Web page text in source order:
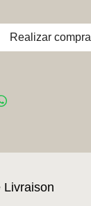
Realizar compra
Livraison